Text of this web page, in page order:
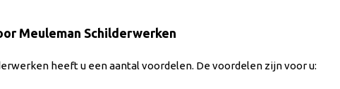
Meuleman Schilderwerken
heeft u een aantal voordelen. De voordelen zijn voor u: